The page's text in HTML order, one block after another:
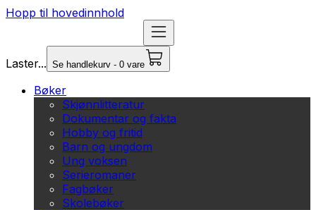
Hopp til hovedinnhold
Laster... Se handlekurv - 0 vare
Bøker
Skjønnlitteratur
Dokumentar og fakta
Hobby og fritid
Barn og ungdom
Ung voksen
Serieromaner
Fagbøker
Skolebøker